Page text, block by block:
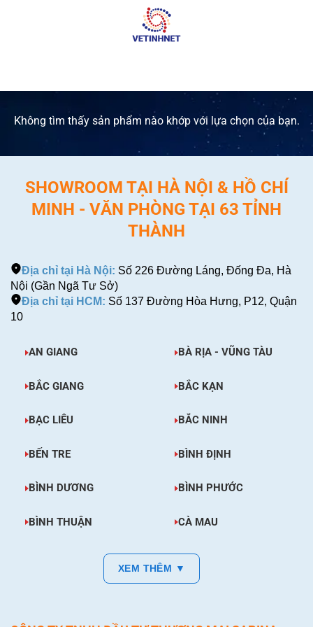
Không tìm thấy sản phẩm nào khớp với lựa chọn của bạn.
SHOWROOM TẠI HÀ NỘI & HỒ CHÍ
MINH - VĂN PHÒNG TẠI 63 TỈNH
THÀNH
Địa chỉ tại Hà Nội: Số 226 Đường Láng, Đống Đa, Hà
Nội (Gần Ngã Tư Sở)
Địa chỉ tại HCM: Số 137 Đường Hòa Hưng, P12, Quận
10
AN GIANG BÀ RỊA - VŨNG TÀU
BẮC GIANG BẮC KẠN
BẠC LIÊU BẮC NINH
BẾN TRE BÌNH ĐỊNH
BÌNH DƯƠNG BÌNH PHƯỚC
BÌNH THUẬN CÀ MAU
XEM THÊM ▼